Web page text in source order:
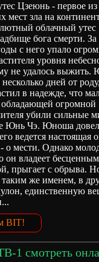
Цзеюнь - первое из
мест зла на
облачный утес
бога смерти. За
с него упало
уровня
не удалось выжить.
дней от
в надежде, что
обладающей огромной
убили сильные
Юнь Чэ. Юноша
ведется настоящая
о мести. Однако
он владеет бесценным
прыгает с обрыва.
же именем, в
единственную
BIT!
1 смотреть